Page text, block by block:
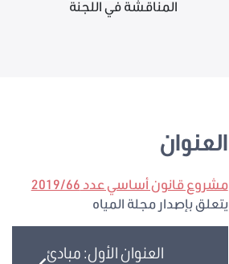
المناقشة في اللجنة
العنوان
مشروع قانون أساسي عدد 2019/66
يتعلق بإصدار مجلة المياه
العنوان الأول: مبادئ